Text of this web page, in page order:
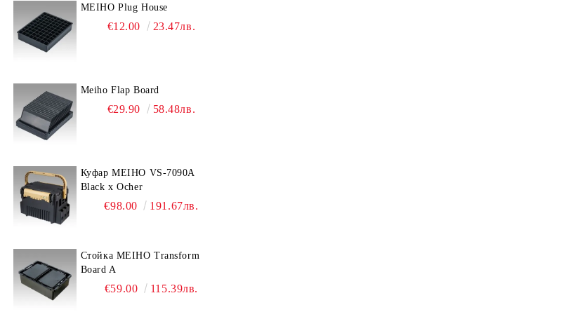
MEIHO Plug House
€12.00 23.47лв.
Meiho Flap Board
€29.90 58.48лв.
Куфар MEIHO VS-7090A
Black x Ocher
€98.00 191.67лв.
Стойка MEIHO Transform
Board A
€59.00 115.39лв.